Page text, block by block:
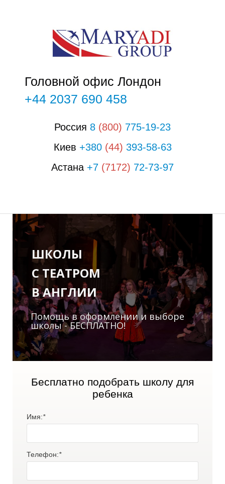
Головной офис Лондон
+44 2037 690 458
Россия 8 (800) 775-19-23
Киев +380 (44) 393-58-63
Астана +7 (7172) 72-73-97
ШКОЛЫ
С ТЕАТРОМ
В АНГЛИИ
Помощь в оформлении и выборе
школы - БЕСПЛАТНО!
Бесплатно подобрать школу для
ребенка
Имя:*
Телефон:*
П
О